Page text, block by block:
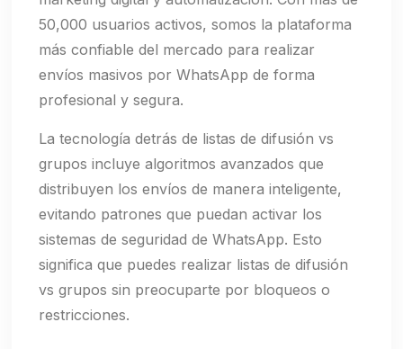
50,000 usuarios activos, somos la plataforma
más confiable del mercado para realizar
envíos masivos por WhatsApp de forma
profesional y segura.
La tecnología detrás de listas de difusión vs
grupos incluye algoritmos avanzados que
distribuyen los envíos de manera inteligente,
evitando patrones que puedan activar los
sistemas de seguridad de WhatsApp. Esto
significa que puedes realizar listas de difusión
vs grupos sin preocuparte por bloqueos o
restricciones.